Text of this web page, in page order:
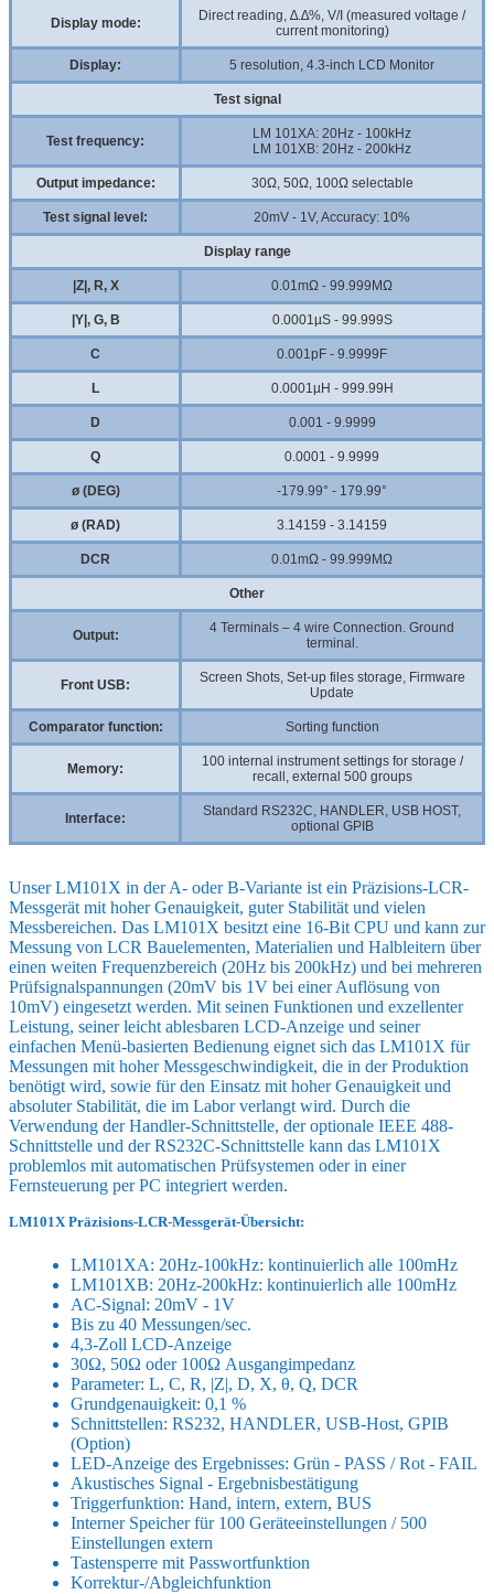
Display mode:
Direct reading, ∆.∆%, V/I (measured voltage /
current monitoring)
Display: 5 resolution, 4.3-inch LCD Monitor
Test signal
Test frequency:
LM 101XA: 20Hz - 100kHz
LM 101XB: 20Hz - 200kHz
Output impedance: 30Ω, 50Ω, 100Ω selectable
Test signal level: 20mV - 1V, Accuracy: 10%
Display range
|Z|, R, X 0.01mΩ - 99.999MΩ
|Y|, G, B 0.0001µS - 99.999S
C 0.001pF - 9.9999F
L 0.0001µH - 999.99H
D 0.001 - 9.9999
Q 0.0001 - 9.9999
ø (DEG) -179.99° - 179.99°
ø (RAD) 3.14159 - 3.14159
DCR 0.01mΩ - 99.999MΩ
Other
Output:
4 Terminals – 4 wire Connection. Ground
terminal.
Front USB:
Screen Shots, Set-up files storage, Firmware
Update
Comparator function: Sorting function
Memory:
100 internal instrument settings for storage /
recall, external 500 groups
Interface:
Standard RS232C, HANDLER, USB HOST,
optional GPIB
Unser LM101X in der A- oder B-Variante ist ein Präzisions-LCR-
Messgerät mit hoher Genauigkeit, guter Stabilität und vielen
Messbereichen. Das LM101X besitzt eine 16-Bit CPU und kann zur
Messung von LCR Bauelementen, Materialien und Halbleitern über
einen weiten Frequenzbereich (20Hz bis 200kHz) und bei mehreren
Prüfsignalspannungen (20mV bis 1V bei einer Auflösung von
10mV) eingesetzt werden. Mit seinen Funktionen und exzellenter
Leistung, seiner leicht ablesbaren LCD-Anzeige und seiner
einfachen Menü-basierten Bedienung eignet sich das LM101X für
Messungen mit hoher Messgeschwindigkeit, die in der Produktion
benötigt wird, sowie für den Einsatz mit hoher Genauigkeit und
absoluter Stabilität, die im Labor verlangt wird. Durch die
Verwendung der Handler-Schnittstelle, der optionale IEEE 488-
Schnittstelle und der RS232C-Schnittstelle kann das LM101X
problemlos mit automatischen Prüfsystemen oder in einer
Fernsteuerung per PC integriert werden.
LM101X Präzisions-LCR-Messgerät-Übersicht:
LM101XA: 20Hz-100kHz: kontinuierlich alle 100mHz
LM101XB: 20Hz-200kHz: kontinuierlich alle 100mHz
AC-Signal: 20mV - 1V
Bis zu 40 Messungen/sec.
4,3-Zoll LCD-Anzeige
30Ω, 50Ω oder 100Ω Ausgangimpedanz
Parameter: L, C, R, |Z|, D, X, θ, Q, DCR
Grundgenauigkeit: 0,1 %
Schnittstellen: RS232, HANDLER, USB-Host, GPIB
(Option)
LED-Anzeige des Ergebnisses: Grün - PASS / Rot - FAIL
Akustisches Signal - Ergebnisbestätigung
Triggerfunktion: Hand, intern, extern, BUS
Interner Speicher für 100 Geräteeinstellungen / 500
Einstellungen extern
Tastensperre mit Passwortfunktion
Korrektur-/Abgleichfunktion